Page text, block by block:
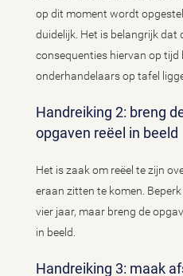
op dit moment wordt
duidelijk. Het is belangrijk dat
consequenties hiervan op tijd
onderhandelaars op tafel
Handreiking 2: breng de maatschappelijke
opgaven reëel in beeld
Het is zaak om reëel te zijn
eraan zitten te komen.
vier jaar, maar breng de
in beeld.
Handreiking 3: maak afspraken over een